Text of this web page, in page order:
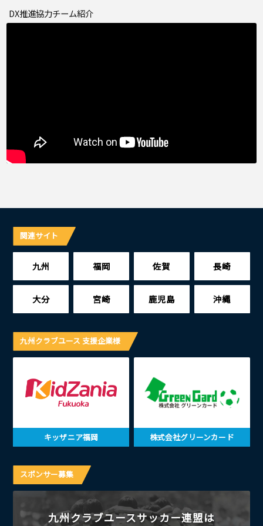
DX推進協力チーム紹介
関連サイト
九州 福岡 佐賀 長崎
大分 宮崎 鹿児島 沖縄
九州クラブユース 支援企業様
キッザニア福岡 株式会社グリーンカード
スポンサー募集
九州クラブユースサッカー連盟は